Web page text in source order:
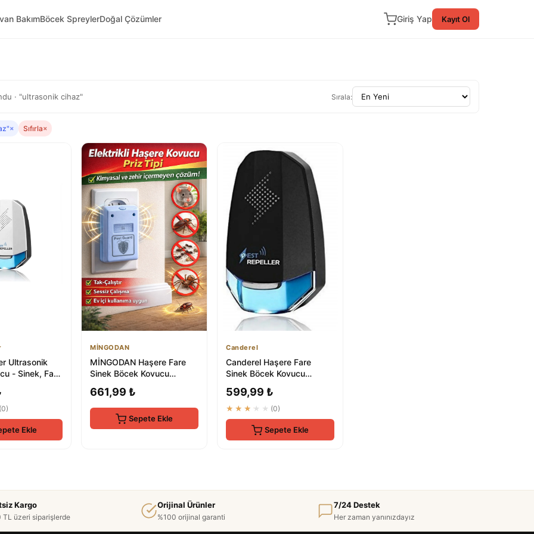
BakımBöcek SpreylerDoğal Çözümler Giriş Yap Kayıt Ol
· "ultrasonik cihaz" Sırala:
× Sıfırla×
Ultrasonik
- Sinek, Fare
(0)
Ekle
MİNGODAN
MİNGODAN Haşere Fare
Sinek Böcek Kovucu
Prize Ta...
661,99 ₺
Sepete Ekle
Canderel
Canderel Haşere Fare
Sinek Böcek Kovucu
Takılan Elektr...
599,99 ₺
★★★★★ (0)
Sepete Ekle
Kargo
TL üzeri siparişlerde
Orijinal Ürünler
%100 orijinal garanti
7/24 Destek
Her zaman yanınızdayız